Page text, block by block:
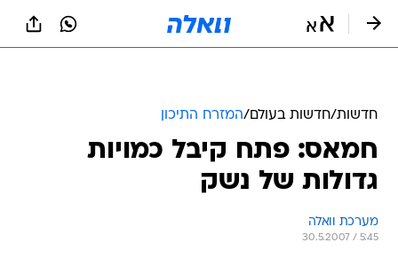
חדשות/חדשות בעולם/המזרח התיכון
חמאס: פתח קיבל כמויות
גדולות של נשק
מערכת וואלה
30.5.2007 / 5:45